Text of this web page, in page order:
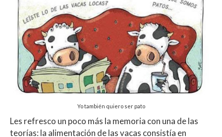
Yo también quiero ser pato
Les refresco un poco más la memoria con una de las
teorías: la alimentación de las vacas consistía en